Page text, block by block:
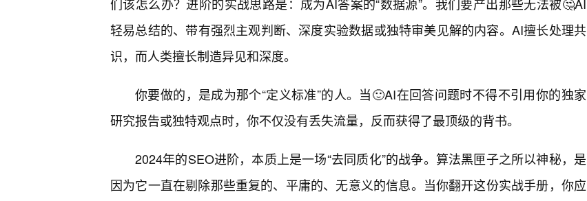
轻易总结的、带有强烈主观判断、深度实验数据或独特审美见解的内容。AI擅长处理共
识，而人类擅长制造异见和深度。
你要做的，是成为那个“定义标准”的人。当🙂AI在回答问题时不得不引用你的独家
研究报告或独特观点时，你不仅没有丢失流量，反而获得了最顶级的背书。
2024年的SEO进阶，本质上是一场“去同质化”的战争。算法黑匣子之所以神秘，是
因为它一直在剔除那些重复的、平庸的、无意义的信息。当你翻开这份实战手册，你应